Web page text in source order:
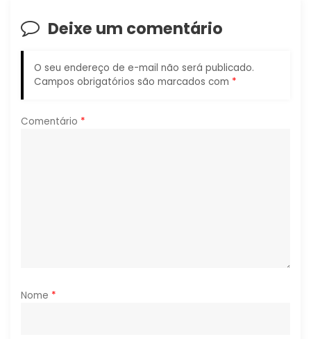
ã
o
d
e
Deixe um comentário
O seu endereço de e-mail não será publicado.
Campos obrigatórios são marcados com *
Comentário *
Nome *